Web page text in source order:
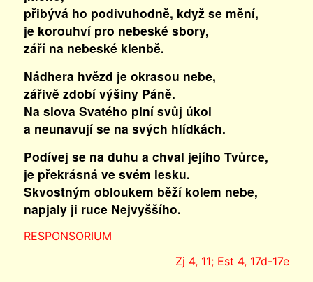
přibývá ho podivuhodně, když se mění,
je korouhví pro nebeské sbory,
září na nebeské klenbě.
Nádhera hvězd je okrasou nebe,
zářivě zdobí výšiny Páně.
Na slova Svatého plní svůj úkol
a neunavují se na svých hlídkách.
Podívej se na duhu a chval jejího Tvůrce,
je překrásná ve svém lesku.
Skvostným obloukem běží kolem nebe,
napjaly ji ruce Nejvyššího.
RESPONSORIUM
Zj 4, 11; Est 4, 17d-17e